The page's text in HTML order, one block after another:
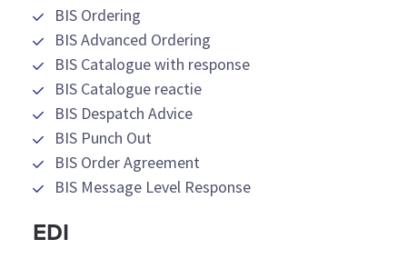
BIS Ordering
BIS Advanced Ordering
BIS Catalogue with response
BIS Catalogue reactie
BIS Despatch Advice
BIS Punch Out
BIS Order Agreement
BIS Message Level Response
EDI